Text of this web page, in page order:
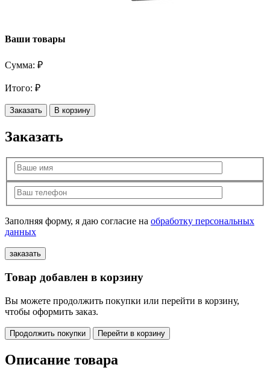
Ваши товары
Сумма: ₽
Итого: ₽
Заказать В корзину
Заказать
Заполняя форму, я даю согласие на обработку персональных
данных
Товар добавлен в корзину
Вы можете продолжить покупки или перейти в корзину,
чтобы оформить заказ.
Продолжить покупки Перейти в корзину
Описание товара